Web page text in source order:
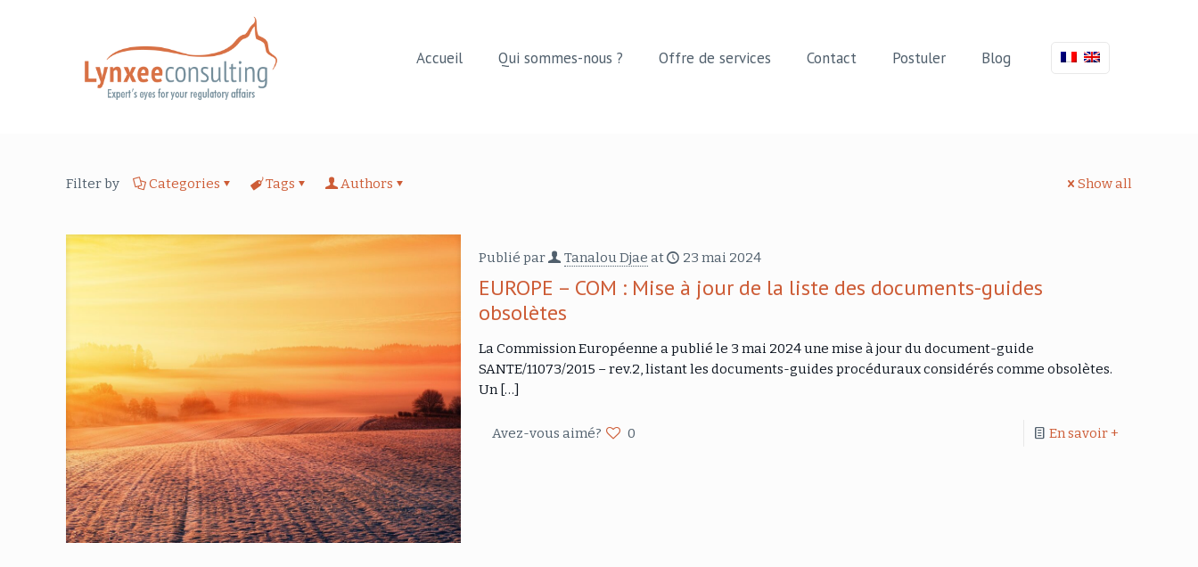
Accueil Qui sommes-nous ? Offre de services Contact Postuler Blog
Filter by Categories Tags Authors Show all
Publié par Tanalou Djae at 23 mai 2024
EUROPE – COM : Mise à jour de la liste des documents-guides
obsolètes
La Commission Européenne a publié le 3 mai 2024 une mise à jour du document-guide
SANTE/11073/2015 – rev.2, listant les documents-guides procéduraux considérés comme obsolètes.
Un[…]
Avez-vous aimé? 0 En savoir +